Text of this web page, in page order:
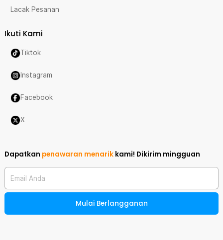
Lacak Pesanan
Ikuti Kami
Tiktok
Instagram
Facebook
X
Dapatkan penawaran menarik kami! Dikirim mingguan
Email Anda
Mulai Berlangganan